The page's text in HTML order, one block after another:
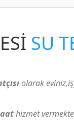
SU
olarak
hizmet